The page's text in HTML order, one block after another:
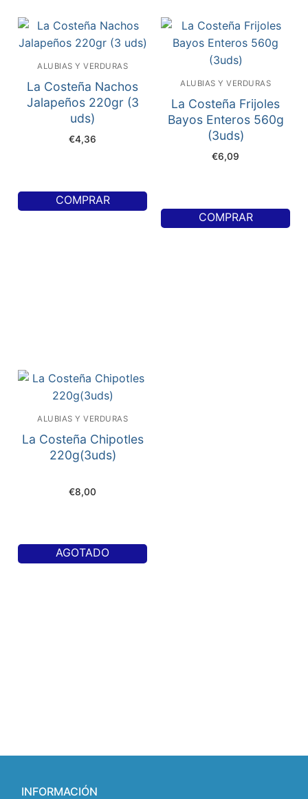
ALUBIAS Y VERDURAS
La Costeña Nachos
Jalapeños 220gr (3
uds)
€4,36
COMPRAR
ALUBIAS Y VERDURAS
La Costeña Frijoles
Bayos Enteros 560g
(3uds)
€6,09
COMPRAR
ALUBIAS Y VERDURAS
La Costeña Chipotles
220g(3uds)
€8,00
AGOTADO
INFORMACIÓN